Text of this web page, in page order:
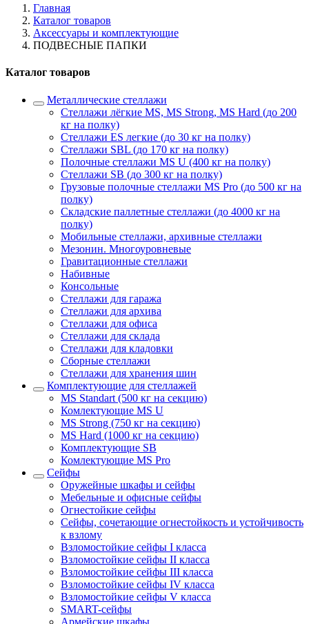
Главная
Каталог товаров
Аксессуары и комплектующие
ПОДВЕСНЫЕ ПАПКИ
Каталог товаров
Металлические стеллажи
Стеллажи лёгкие MS, MS Strong, MS Hard (до 200
кг на полку)
Стеллажи ES легкие (до 30 кг на полку)
Стеллажи SBL (до 170 кг на полку)
Полочные стеллажи MS U (400 кг на полку)
Стеллажи SB (до 300 кг на полку)
Грузовые полочные стеллажи MS Pro (до 500 кг на
полку)
Складские паллетные стеллажи (до 4000 кг на
полку)
Мобильные стеллажи, архивные стеллажи
Мезонин. Многоуровневые
Гравитационные стеллажи
Набивные
Консольные
Стеллажи для гаража
Стеллажи для архива
Стеллажи для офиса
Стеллажи для склада
Стеллажи для кладовки
Сборные стеллажи
Стеллажи для хранения шин
Комплектующие для стеллажей
MS Standart (500 кг на секцию)
Комлектующие MS U
MS Strong (750 кг на секцию)
MS Hard (1000 кг на секцию)
Комплектующие SB
Комлектующие MS Pro
Сейфы
Оружейные шкафы и сейфы
Мебельные и офисные сейфы
Огнестойкие сейфы
Сейфы, сочетающие огнестойкость и устойчивость
к взлому
Взломостойкие сейфы I класса
Взломостойкие сейфы II класса
Взломостойкие сейфы III класса
Взломостойкие сейфы IV класса
Взломостойкие сейфы V класса
SMART-сейфы
Армейские шкафы